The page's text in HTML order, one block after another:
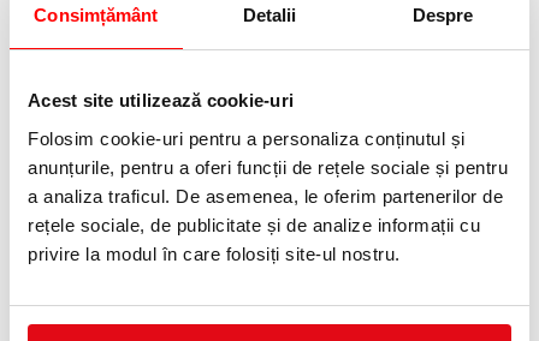
Consimțământ Detalii Despre
Acest site utilizează cookie-uri
Folosim cookie-uri pentru a personaliza conținutul și
anunțurile, pentru a oferi funcții de rețele sociale și pentru
a analiza traficul. De asemenea, le oferim partenerilor de
rețele sociale, de publicitate și de analize informații cu
privire la modul în care folosiți site-ul nostru.
0372 552 601
Penița robustă din oțel inoxidabil și combinația calibrată peniță–
cerneală permit o scriere fără efort, iar gripul moale susține
prinderea.
Peniță robustă din oțel inoxidabil, grosime M.
Zonă de grip moale, plăcută la prindere.
Clip rezistent din oțel.
Compatibil cu cartușe standard.
Specificații tehnice